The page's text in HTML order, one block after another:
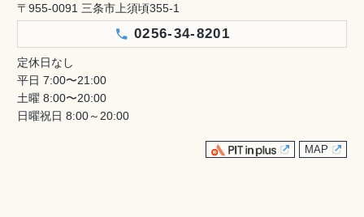
〒955-0091 三条市上須頃355-1
0256-34-8201
定休日なし
平日 7:00〜21:00
土曜 8:00〜20:00
日曜祝日 8:00～20:00
MAP